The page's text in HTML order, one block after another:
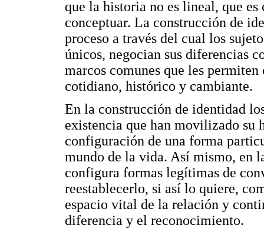
que la historia no es lineal, que
conceptuar. La construcción de
proceso a través del cual los
únicos, negocian sus diferencias
marcos comunes que les
cotidiano, histórico y cambiante.
En la construcción de identidad
existencia que han movilizado su
configuración de una forma
mundo de la vida. Así mismo, en
configura formas legítimas de
reestablecerlo, si así lo quiere,
espacio vital de la relación y
diferencia y el reconocimiento.